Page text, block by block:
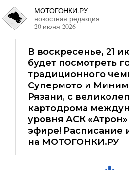
МОТОГОНКИ.РУ
новостная редакция
20 июня 2026
В воскресенье, 21
будет посмотреть
традиционного
Супермото и
Рязани, с
картодрома
уровня АСК
эфире! Расписание
на МОТОГОНКИ.РУ